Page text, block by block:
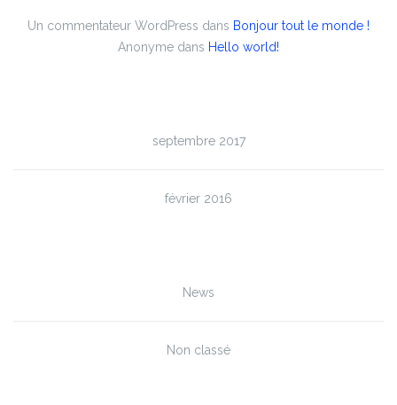
Un commentateur WordPress dans Bonjour tout le monde !
Anonyme dans Hello world!
septembre 2017
février 2016
News
Non classé